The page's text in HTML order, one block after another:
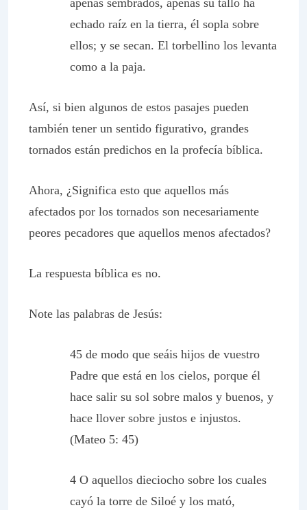
apenas sembrados, apenas su tallo ha
echado raíz en la tierra, él sopla sobre
ellos; y se secan. El torbellino los levanta
como a la paja.
Así, si bien algunos de estos pasajes pueden
también tener un sentido figurativo, grandes
tornados están predichos en la profecía bíblica.
Ahora, ¿Significa esto que aquellos más
afectados por los tornados son necesariamente
peores pecadores que aquellos menos afectados?
La respuesta bíblica es no.
Note las palabras de Jesús:
45 de modo que seáis hijos de vuestro
Padre que está en los cielos, porque él
hace salir su sol sobre malos y buenos, y
hace llover sobre justos e injustos.
(Mateo 5: 45)
4 O aquellos dieciocho sobre los cuales
cayó la torre de Siloé y los mató,